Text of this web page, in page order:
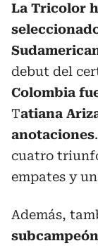
La Tricolor
debut del
Colombia
Tatiana
anotaciones
cuatro
empates y
Además,
subcampeón